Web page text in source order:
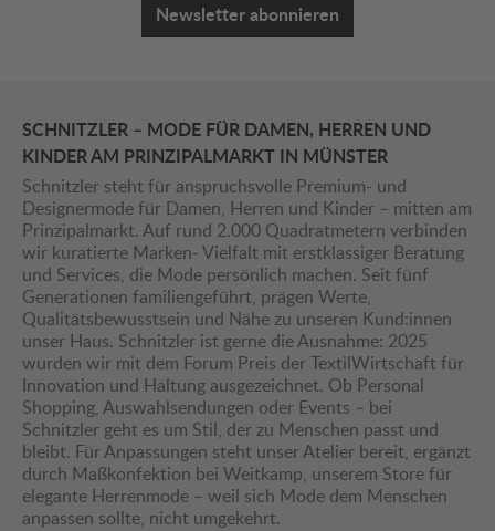
Newsletter abonnieren
SCHNITZLER – MODE FÜR DAMEN, HERREN UND
KINDER AM PRINZIPALMARKT IN MÜNSTER
Schnitzler steht für anspruchsvolle Premium- und
Designermode für Damen, Herren und Kinder – mitten am
Prinzipalmarkt. Auf rund 2.000 Quadratmetern verbinden
wir kuratierte Marken- Vielfalt mit erstklassiger Beratung
und Services, die Mode persönlich machen. Seit fünf
Generationen familiengeführt, prägen Werte,
Qualitätsbewusstsein und Nähe zu unseren Kund:innen
unser Haus. Schnitzler ist gerne die Ausnahme: 2025
wurden wir mit dem Forum Preis der TextilWirtschaft für
Innovation und Haltung ausgezeichnet. Ob Personal
Shopping, Auswahlsendungen oder Events – bei
Schnitzler geht es um Stil, der zu Menschen passt und
bleibt. Für Anpassungen steht unser Atelier bereit, ergänzt
durch Maßkonfektion bei Weitkamp, unserem Store für
elegante Herrenmode – weil sich Mode dem Menschen
anpassen sollte, nicht umgekehrt.